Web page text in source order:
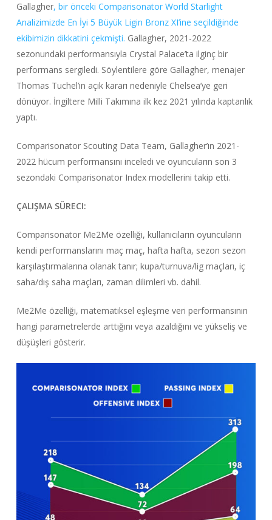
Gallagher, bir önceki Comparisonator World Starlight
Analizimizde En İyi 5 Büyük Ligin Bronz XI’ine seçildiğinde
ekibimizin dikkatini çekmişti. Gallagher, 2021-2022
sezonundaki performansıyla Crystal Palace’ta ilginç bir
performans sergiledi. Söylentilere göre Gallagher, menajer
Thomas Tuchel’in açık kararı nedeniyle Chelsea’ye geri
dönüyor. İngiltere Milli Takımına ilk kez 2021 yılında kaptanlık
yaptı.
Comparisonator Scouting Data Team, Gallagher’ın 2021-
2022 hücum performansını inceledi ve oyuncuların son 3
sezondaki Comparisonator Index modellerini takip etti.
ÇALIŞMA SÜRECI:
Comparisonator Me2Me özelliği, kullanıcıların oyuncuların
kendi performanslarını maç maç, hafta hafta, sezon sezon
karşılaştırmalarına olanak tanır; kupa/turnuva/lig maçları, iç
saha/dış saha maçları, zaman dilimleri vb. dahil.
Me2Me özelliği, matematiksel eşleşme veri performansının
hangi parametrelerde arttığını veya azaldığını ve yükseliş ve
düşüşleri gösterir.